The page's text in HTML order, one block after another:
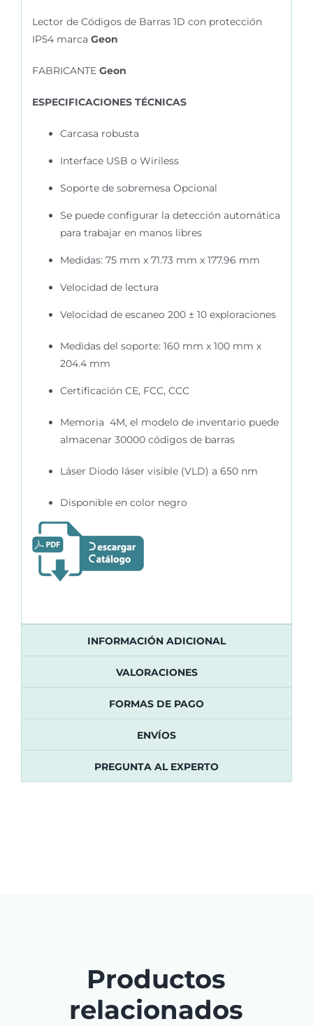
Lector de Códigos de Barras 1D con protección
IP54 marca Geon
FABRICANTE Geon
ESPECIFICACIONES TÉCNICAS
Carcasa robusta
Interface USB o Wiriless
Soporte de sobremesa Opcional
Se puede configurar la detección automática
para trabajar en manos libres
Medidas: 75 mm x 71.73 mm x 177.96 mm
Velocidad de lectura
Velocidad de escaneo 200 ± 10 exploraciones
Medidas del soporte: 160 mm x 100 mm x
204.4 mm
Certificación CE, FCC, CCC
Memoria 4M, el modelo de inventario puede
almacenar 30000 códigos de barras
Láser Diodo láser visible (VLD) a 650 nm
Disponible en color negro
INFORMACIÓN ADICIONAL
VALORACIONES
FORMAS DE PAGO
ENVÍOS
PREGUNTA AL EXPERTO
Productos
relacionados